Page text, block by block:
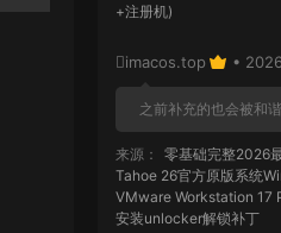
+注册机)
imacos.top •
之前补充的也会被和
来源：
零基础完整2026
Tahoe 26官方原版系统
VMware Workstation 17
安装unlocker解锁补丁